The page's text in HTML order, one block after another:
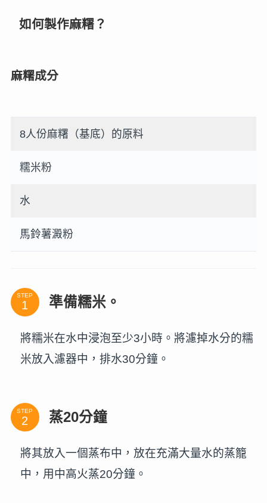
如何製作麻糬？
麻糬成分
8人份麻糬（基底）的原料
糯米粉
水
馬鈴薯澱粉
STEP 準備糯米。
將糯米在水中浸泡至少3小時。將濾掉水分的糯
米放入濾器中，排水30分鐘。
STEP 蒸20分鐘
將其放入一個蒸布中，放在充滿大量水的蒸籠
中，用中高火蒸20分鐘。